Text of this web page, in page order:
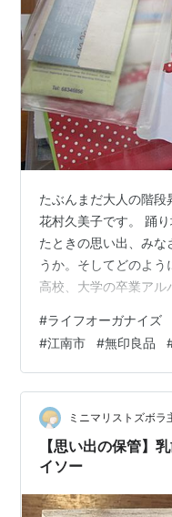
たぶんまだ大人の階
花村久美子です。 踊
たときの思い出、みな
うか。そしてどのよ
高校、大学の卒業アル
ます。 収まってない
が。 CLOプログラム
2スペシャリストの証
マ字で書いてあるぜ
は・・・ 本協会の提
Challe…
#ライフオーガナイズ
#江南市 #無印良品
ミニマリストズボ
【思い出の保管】
イソー